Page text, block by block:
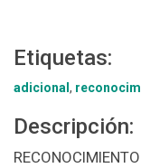
Etiquetas:
adicional ,
Descripción: